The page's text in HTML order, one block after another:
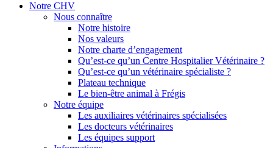
Notre CHV
Nous connaître
Notre histoire
Nos valeurs
Notre charte d’engagement
Qu’est-ce qu’un Centre Hospitalier Vétérinaire ?
Qu’est-ce qu’un vétérinaire spécialiste ?
Plateau technique
Le bien-être animal à Frégis
Notre équipe
Les auxiliaires vétérinaires spécialisées
Les docteurs vétérinaires
Les équipes support